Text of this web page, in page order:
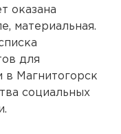
оказана
материальная.
для
Магнитогорск
социальных